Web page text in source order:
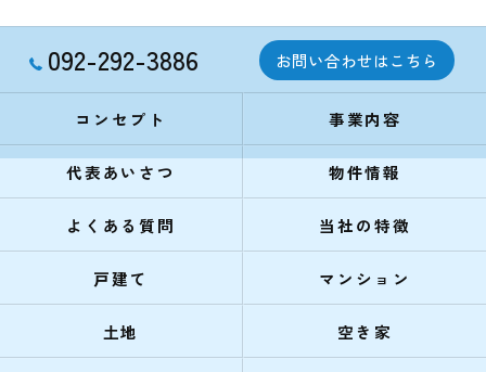
092-292-3886 お問い合わせはこちら
コンセプト 事業内容
代表あいさつ 物件情報
よくある質問 当社の特徴
戸建て マンション
土地 空き家